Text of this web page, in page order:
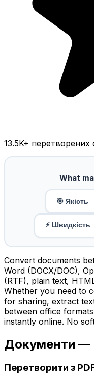
13.5K+ перетворених
What
🎯 Якість
⚡ Швидкість
Convert documents
Word (DOCX/DOC),
(RTF), plain text,
Whether you need to
for sharing, extract
between office
instantly online. No
Документи —
Перетворити з